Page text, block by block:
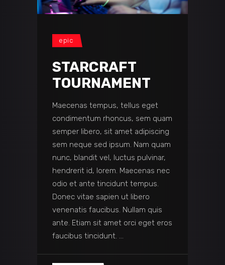
epic
STARCRAFT
TOURNAMENT
Maecenas tempus, tellus eget
condimentum rhoncus, sem quam
semper libero, sit amet adipiscing
sem neque sed ipsum. Nam quam
nunc, blandit vel, luctus pulvinar,
hendrerit id, lorem. Maecenas nec
odio et ante tincidunt tempus.
Donec vitae sapien ut libero
venenatis faucibus. Nullam quis
ante. Etiam sit amet orci eget eros
faucibus tincidunt.